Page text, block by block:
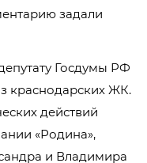
задали
Госдумы РФ
краснодарских ЖК.
действий
«Родина»,
и Владимира